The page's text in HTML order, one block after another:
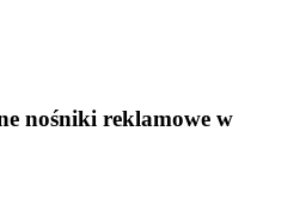
nośniki reklamowe w